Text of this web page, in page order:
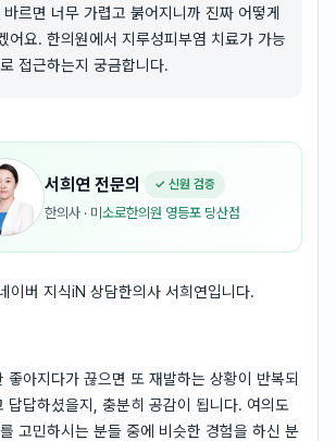
르면 너무 가렵고 붉어지니까 진짜 어떻게
어요. 한의원에서 지루성피부염 치료가 가능
접근하는지 궁금합니다.
서희연 전문의 ✓ 신원 검증
한의사 · 미소로한의원 영등포 당산점
이버 지식iN 상담한의사 서희연입니다.
좋아지다가 끊으면 또 재발하는 상황이 반복되
답답하셨을지, 충분히 공감이 됩니다. 여의도
고민하시는 분들 중에 비슷한 경험을 하신 분